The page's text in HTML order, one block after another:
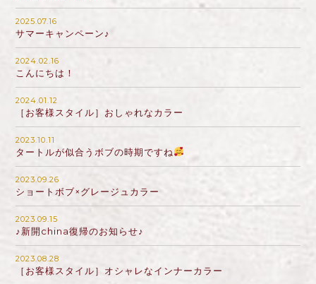
2025.07.16
サマーキャンペーン♪
2024.02.16
こんにちは！
2024.01.12
［お客様スタイル］おしゃれなカラー
2023.10.11
タートルが似合うボブの時期ですね
2023.09.26
ショートボブ×グレージュカラー
2023.09.15
♪新開china復帰のお知らせ♪
2023.08.28
［お客様スタイル］オシャレなインナーカラー